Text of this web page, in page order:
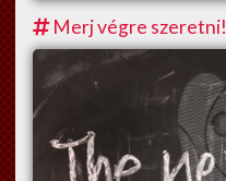
Merj végre szeretni!